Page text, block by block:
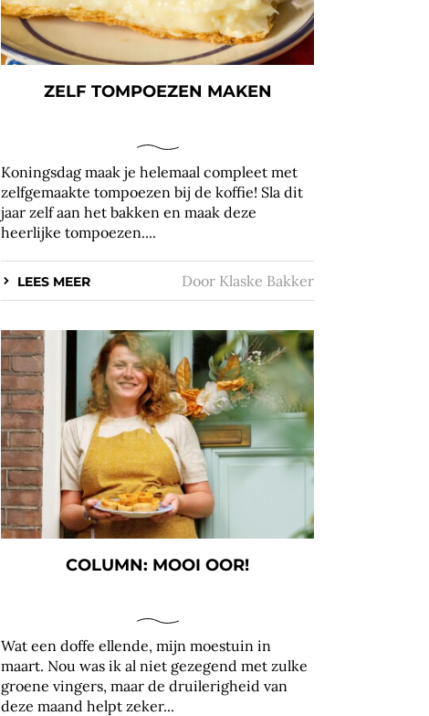
ZELF TOMPOEZEN MAKEN
Koningsdag maak je helemaal compleet met
zelfgemaakte tompoezen bij de koffie! Sla dit
jaar zelf aan het bakken en maak deze
heerlijke tompoezen....
LEES MEER Door Klaske Bakker
COLUMN: MOOI OOR!
Wat een doffe ellende, mijn moestuin in
maart. Nou was ik al niet gezegend met zulke
groene vingers, maar de druilerigheid van
deze maand helpt zeker...